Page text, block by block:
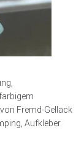
Fremd-Gellack
Aufkleber.